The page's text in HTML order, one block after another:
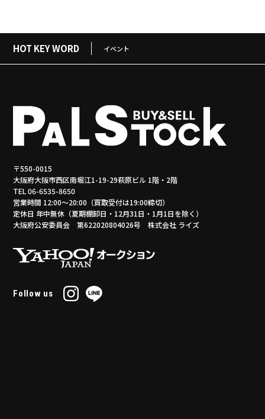
HOT KEY WORD イベント
〒550-0015
大阪府大阪市西区南堀江1-19-29萩原ビル 1階・2階
TEL 06-6535-8650
営業時間 12:00～20:00（買取受付は19:00締切）
定休日 年中無休（夏期棚卸日・12月31日・1月1日を除く）
大阪府公安委員会 第622020804026号 株式会社 ライズ
Follow us